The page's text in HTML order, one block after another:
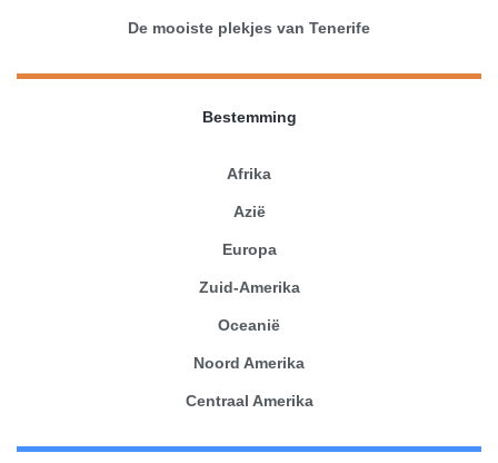
De mooiste plekjes van Tenerife
Bestemming
Afrika
Azië
Europa
Zuid-Amerika
Oceanië
Noord Amerika
Centraal Amerika